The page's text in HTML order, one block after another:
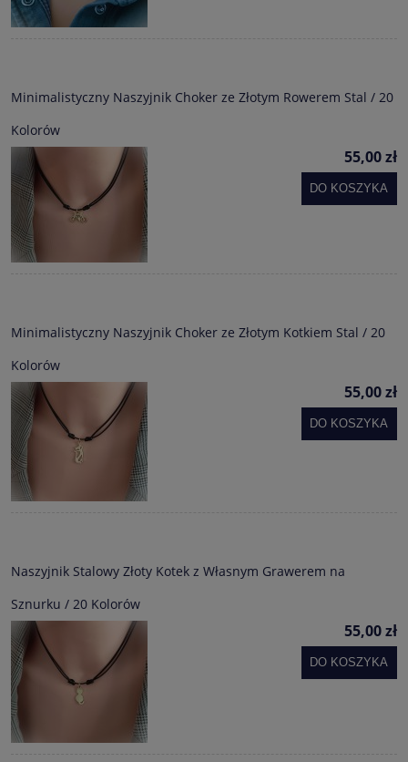
Minimalistyczny Naszyjnik Choker ze Złotym Rowerem Stal / 20
Kolorów
55,00 zł
DO KOSZYKA
Minimalistyczny Naszyjnik Choker ze Złotym Kotkiem Stal / 20
Kolorów
55,00 zł
DO KOSZYKA
Naszyjnik Stalowy Złoty Kotek z Własnym Grawerem na
Sznurku / 20 Kolorów
55,00 zł
DO KOSZYKA